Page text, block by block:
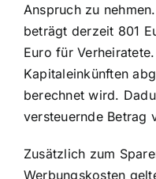
Anspruch zu
beträgt derzeit 801
Euro für
Kapitaleinkünften
berechnet wird.
versteuernde Betrag
Zusätzlich zum
Werbungskosten